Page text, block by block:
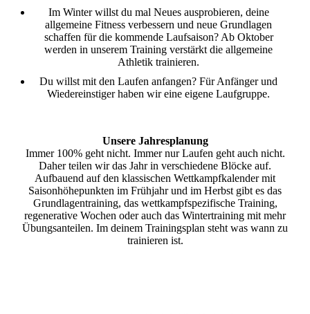
Im Winter willst du mal Neues ausprobieren, deine
allgemeine Fitness verbessern und neue Grundlagen
schaffen für die kommende Laufsaison? Ab Oktober
werden in unserem Training verstärkt die allgemeine
Athletik trainieren.
Du willst mit den Laufen anfangen? Für Anfänger und
Wiedereinstiger haben wir eine eigene Laufgruppe.
Unsere Jahresplanung
Immer 100% geht nicht. Immer nur Laufen geht auch nicht.
Daher teilen wir das Jahr in verschiedene Blöcke auf.
Aufbauend auf den klassischen Wettkampfkalender mit
Saisonhöhepunkten im Frühjahr und im Herbst gibt es das
Grundlagentraining, das wettkampfspezifische Training,
regenerative Wochen oder auch das Wintertraining mit mehr
Übungsanteilen. Im deinem Trainingsplan steht was wann zu
trainieren ist.